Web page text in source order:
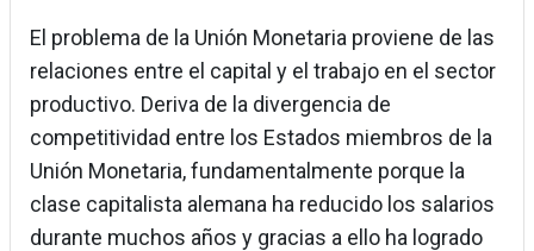
El problema de la Unión Monetaria proviene de las
relaciones entre el capital y el trabajo en el sector
productivo. Deriva de la divergencia de
competitividad entre los Estados miembros de la
Unión Monetaria, fundamentalmente porque la
clase capitalista alemana ha reducido los salarios
durante muchos años y gracias a ello ha logrado